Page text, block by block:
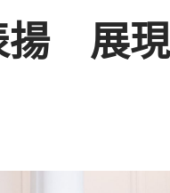
揚 展